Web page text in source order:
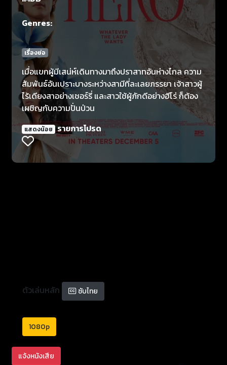
Genres:
เรื่องย่อ
เมื่อแขกผู้มีเสน่ห์เดินทางมาถึงปราสาทอันห่างไกล ความ
สัมพันธ์อันเปราะบางระหว่างสามีที่ละเลยภรรยา เจ้าสาวผู้
ไร้เดียงสาอย่างเชอร์รี่ และสาวใช้ผู้ภักดีอย่างฮีโร่ ก็ต้อง
เผชิญกับความปั่นป่วน
แสดงน้อย รายการโปรด
ตัวเล่นหลัก ซับไทย
1080p
แจ้งหนังเสีย